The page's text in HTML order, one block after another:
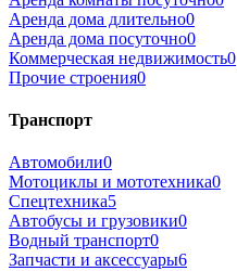
Аренда дома длительно0
Аренда дома посуточно0
Коммерческая недвижимость0
Прочие строения0
Транспорт
Автомобили0
Мотоциклы и мототехника0
Спецтехника5
Автобусы и грузовики0
Водный транспорт0
Запчасти и аксессуары6